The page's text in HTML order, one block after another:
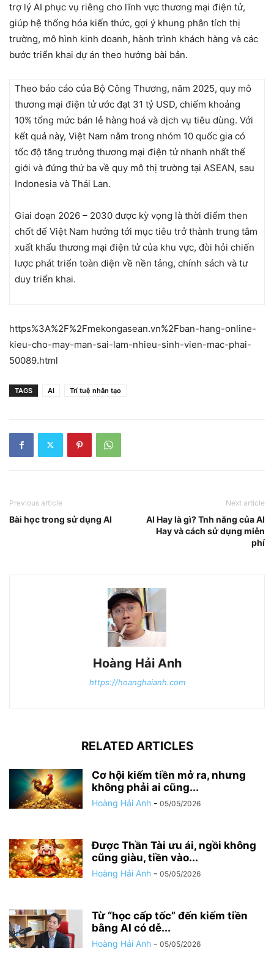
trợ lý AI phục vụ riêng cho lĩnh vực thương mại điện tử,
giúp hệ thống hóa kiến thức, gợi ý khung phân tích thị
trường, mô hình kinh doanh, hành trình khách hàng và các
bước triển khai dự án theo hướng bài bản.
Theo báo cáo của Bộ Công Thương, năm 2025, quy mô
thương mại điện tử ước đạt 31 tỷ USD, chiếm khoảng
10% tổng mức bán lẻ hàng hoá và dịch vụ tiêu dùng. Với
kết quả này, Việt Nam nằm trong nhóm 10 quốc gia có
tốc độ tăng trưởng thương mại điện tử nhanh nhất thế
giới và đứng thứ ba về quy mô thị trường tại ASEAN, sau
Indonesia và Thái Lan.
Giai đoạn 2026 – 2030 được kỳ vọng là thời điểm then
chốt để Việt Nam hướng tới mục tiêu trở thành trung tâm
xuất khẩu thương mại điện tử của khu vực, đòi hỏi chiến
lược phát triển toàn diện về nền tảng, chính sách và tư
duy triển khai.
https%3A%2F%2Fmekongasean.vn%2Fban-hang-online-
kieu-cho-may-man-sai-lam-nhieu-sinh-vien-mac-phai-
50089.html
TAGS AI Trí tuệ nhân tạo
Previous article
Bài học trong sử dụng AI
Next article
AI Hay là gì? Tnh năng của AI
Hay và cách sử dụng miễn
phí
Hoàng Hải Anh
https://hoanghaianh.com
RELATED ARTICLES
Cơ hội kiếm tiền mở ra, nhưng
không phải ai cũng...
Hoàng Hải Anh - 05/05/2026
Được Thần Tài ưu ái, ngồi không
cũng giàu, tiền vào...
Hoàng Hải Anh - 05/05/2026
Từ “học cấp tốc” đến kiếm tiền
bằng AI có dễ...
Hoàng Hải Anh - 05/05/2026